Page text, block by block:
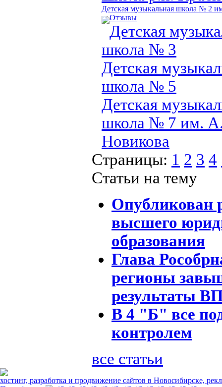
Детская музыкальная школа № 2
Отзывы
Детская
школа № 3
Детская
школа № 5
Детская
школа № 7 им.
Новикова
Страницы: 1 2 3 4
Статьи на тему
Опубликован
высшего
образования
Глава
регионы
результаты
В 4 "Б" все
контролем
все статьи
хостинг, разработка и продвижение сайтов в Новосибирске,